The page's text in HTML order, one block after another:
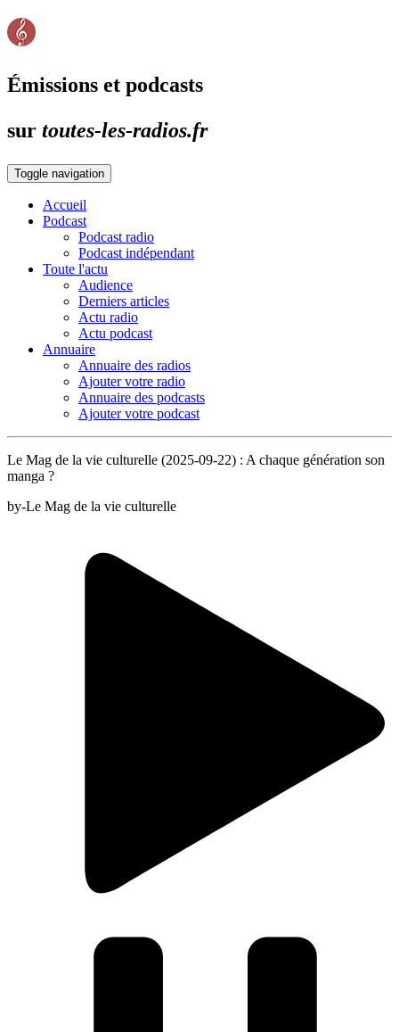
Émissions et podcasts
sur toutes-les-radios.fr
Toggle navigation
Accueil
Podcast
Podcast radio
Podcast indépendant
Toute l'actu
Audience
Derniers articles
Actu radio
Actu podcast
Annuaire
Annuaire des radios
Ajouter votre radio
Annuaire des podcasts
Ajouter votre podcast
Le Mag de la vie culturelle (2025-09-22) : A chaque génération son
manga ?
by-Le Mag de la vie culturelle